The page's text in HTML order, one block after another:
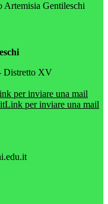
Artemisia Gentileschi
Distretto XV
per inviare una mail
Link per inviare una mail